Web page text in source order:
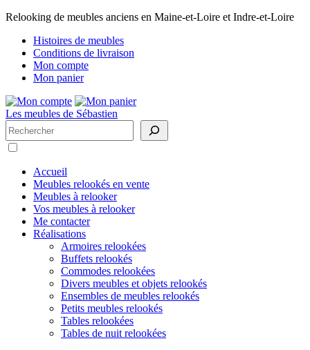
Relooking de meubles anciens en Maine-et-Loire et Indre-et-Loire
Histoires de meubles
Conditions de livraison
Mon compte
Mon panier
Les meubles de Sébastien
Rechercher
Accueil
Meubles relookés en vente
Meubles à relooker
Vos meubles à relooker
Me contacter
Réalisations
Armoires relookées
Buffets relookés
Commodes relookées
Divers meubles et objets relookés
Ensembles de meubles relookés
Petits meubles relookés
Tables relookées
Tables de nuit relookées